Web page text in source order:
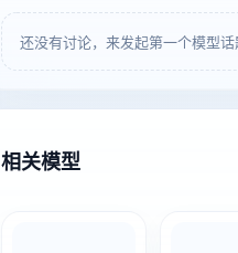
还没有讨论，来发起第一个模型话
相关模型